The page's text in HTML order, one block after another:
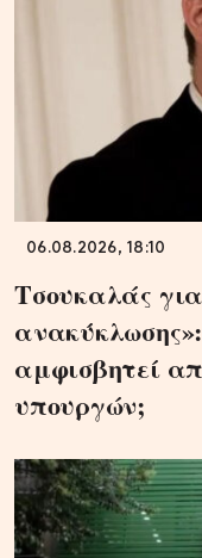
06.08.2026, 18:10
Τσουκαλάς
αμφισβητεί
υπουργών;